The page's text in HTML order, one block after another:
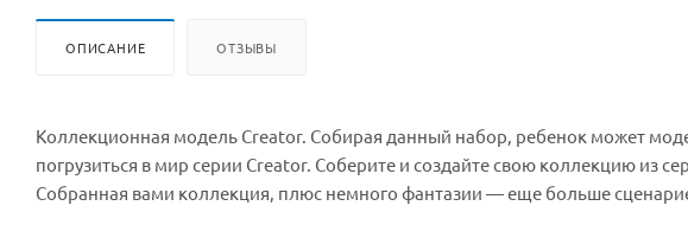
ОПИСАНИЕ ОТЗЫВЫ
Коллекционная модель Creator. Собирая данный набор, ребенок может
погрузиться в мир серии Creator. Соберите и создайте свою коллекцию из
Собранная вами коллекция, плюс немного фантазии — еще больше